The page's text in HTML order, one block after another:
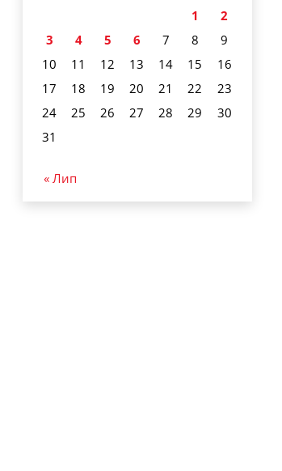
1
2
3
4 5 6 7 8
9
10
11 12 13 14 15
16
17
18 19 20 21 22
23
24
25 26 27 28 29
30
31
« Лип